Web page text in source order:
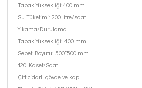
Tabak Yüksekliği:400 mm
Su Tüketimi: 200 litre/saat
Yıkama/Durulama
Tabak Yüksekliği: 400 mm
Sepet Boyutu: 500*500 mm
120 Kaset/Saat
Çift cidarlı gövde ve kapı